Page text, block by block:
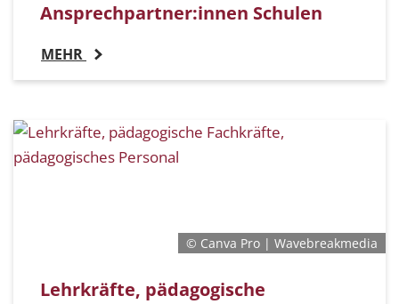
Ansprechpartner:innen Schulen
MEHR
© Canva Pro | Wavebreakmedia
Lehrkräfte, pädagogische